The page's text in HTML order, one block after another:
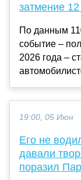
затмение
По данным
событие –
2026 года –
19:00, 05 Июн
Его не
давали
поразил